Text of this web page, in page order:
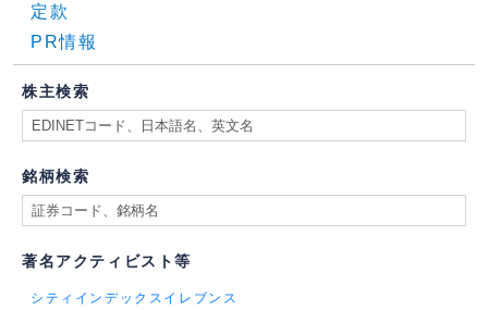
定款
PR情報
株主検索
銘柄検索
著名アクティビスト等
シティインデックスイレブンス